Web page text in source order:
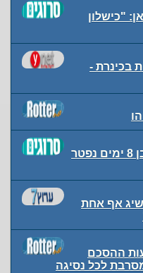
"כישלון
בכינרת -
טרגדיה במעלה מכמש: תינוק בן 8 ימים נפטר
אף אחת
ההסכם
לכל נסיגה